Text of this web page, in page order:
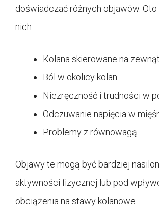
doświadczać różnych objawów. Oto
nich:
Kolana skierowane na
Ból w okolicy kolan
Niezręczność i trudności w
Odczuwanie napięcia w
Problemy z równowagą
Objawy te mogą być bardziej
aktywności fizycznej lub pod
obciążenia na stawy kolanowe.